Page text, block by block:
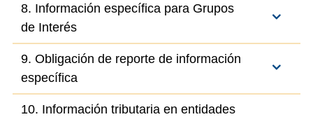
8. Información específica para Grupos
de Interés
9. Obligación de reporte de información
específica
10. Información tributaria en entidades